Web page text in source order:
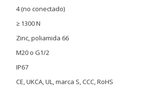
4 (no conectado)
≥ 1300 N
Zinc, poliamida 66
M20 o G1/2
IP67
CE, UKCA, UL, marca S, CCC, RoHS